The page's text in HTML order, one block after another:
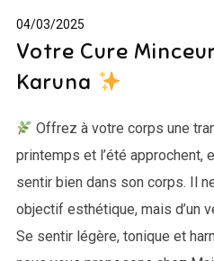
04/03/2025
Votre Cure
Karuna
Offrez à votre corps une
printemps et l’été approchent,
sentir bien dans son corps. Il
objectif esthétique, mais d’un
Se sentir légère, tonique et